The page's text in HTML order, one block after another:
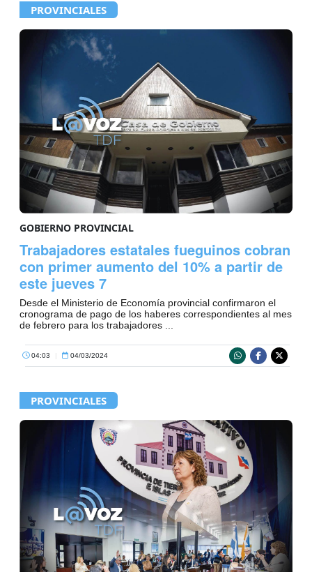
PROVINCIALES
GOBIERNO PROVINCIAL
Trabajadores estatales fueguinos cobran
con primer aumento del 10% a partir de
este jueves 7
Desde el Ministerio de Economía provincial confirmaron el
cronograma de pago de los haberes correspondientes al mes
de febrero para los trabajadores ...
04:03 04/03/2024
PROVINCIALES